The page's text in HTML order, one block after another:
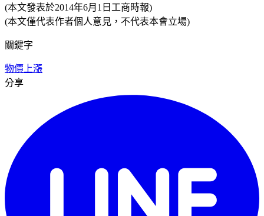
(本文發表於2014年6月1日工商時報)
(本文僅代表作者個人意見，不代表本會立場)
關鍵字
物價上漲
分享